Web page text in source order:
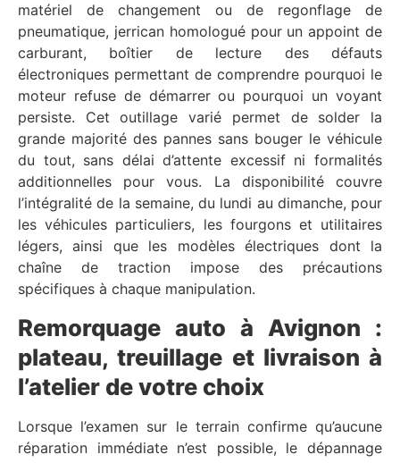
matériel de changement ou de regonflage de
pneumatique, jerrican homologué pour un appoint de
carburant, boîtier de lecture des défauts
électroniques permettant de comprendre pourquoi le
moteur refuse de démarrer ou pourquoi un voyant
persiste. Cet outillage varié permet de solder la
grande majorité des pannes sans bouger le véhicule
du tout, sans délai d’attente excessif ni formalités
additionnelles pour vous. La disponibilité couvre
l’intégralité de la semaine, du lundi au dimanche, pour
les véhicules particuliers, les fourgons et utilitaires
légers, ainsi que les modèles électriques dont la
chaîne de traction impose des précautions
spécifiques à chaque manipulation.
Remorquage auto à Avignon :
plateau, treuillage et livraison à
l’atelier de votre choix
Lorsque l’examen sur le terrain confirme qu’aucune
réparation immédiate n’est possible, le dépannage